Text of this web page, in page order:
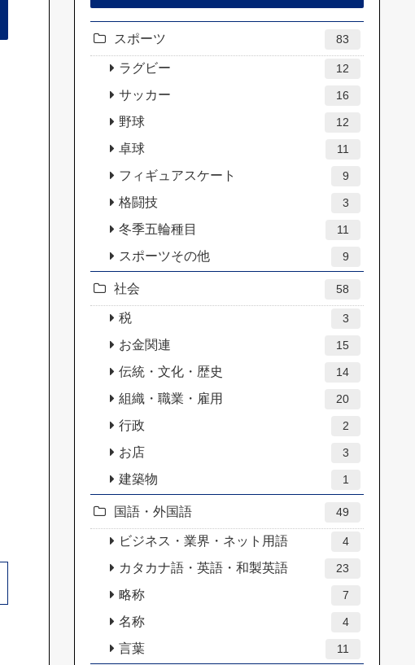
スポーツ 83
ラグビー 12
サッカー 16
野球 12
卓球 11
フィギュアスケート 9
格闘技 3
冬季五輪種目 11
スポーツその他 9
社会 58
税 3
お金関連 15
伝統・文化・歴史 14
組織・職業・雇用 20
行政 2
お店 3
建築物 1
国語・外国語 49
ビジネス・業界・ネット用語 4
カタカナ語・英語・和製英語 23
略称 7
名称 4
言葉 11